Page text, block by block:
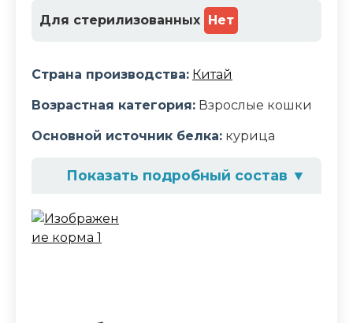
Для стерилизованных Нет
Страна производства: Китай
Возрастная категория: Взрослые кошки
Основной источник белка: курица
Показать подробный состав ▼
Состав корма
курица, крахмал, таурин, полифенолы
Аналитический состав